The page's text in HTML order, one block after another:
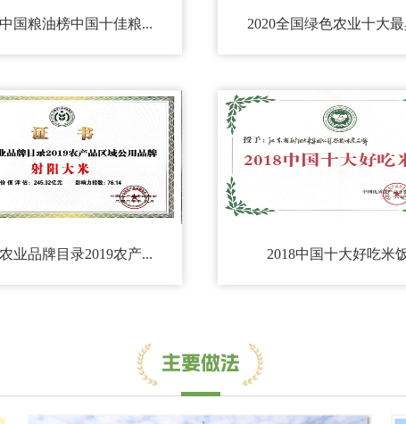
国粮油榜中国十佳粮... 2020全国绿色农业十大最
业品牌目录2019农产... 2018中国十大好吃米